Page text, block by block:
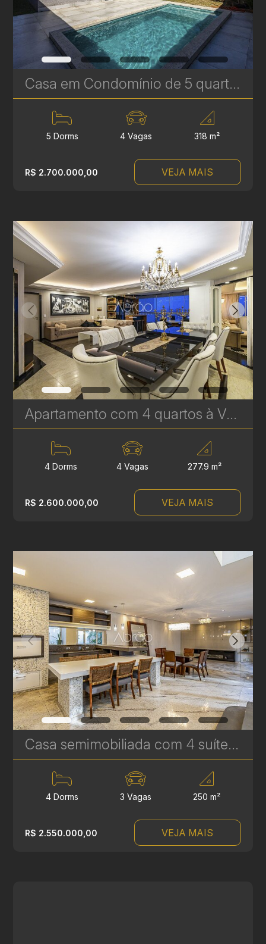
Casa em Condomínio de 5 quartos à Venda no Tanguá - 318 m² - Conforto, Segurança e Qualidade de Vida | Ref. 1825
5 Dorms 4 Vagas 318 m²
R$ 2.700.000,00 VEJA MAIS
Apartamento com 4 quartos à Venda no Batel - 277 m² - Próximo ao Pátio Batel - Um apartamento por andar | Ref. 1812
4 Dorms 4 Vagas 277.9 m²
R$ 2.600.000,00 VEJA MAIS
Casa semimobiliada com 4 suítes à venda no Rebouças - 250 m² - Jardim e Espaço Gourmet | Ref. 1817
4 Dorms 3 Vagas 250 m²
R$ 2.550.000,00 VEJA MAIS